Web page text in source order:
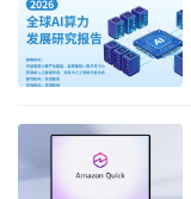
合全栈安全能力，
防护体系。
该体系依托国
CPU+DCU“双芯”
可信计算、机密计